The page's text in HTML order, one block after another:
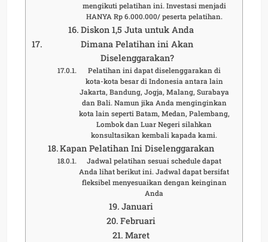
mengikuti pelatihan ini. Investasi menjadi
HANYA Rp 6.000.000/ peserta pelatihan.
Diskon 1,5 Juta untuk Anda
Dimana Pelatihan ini Akan
Diselenggarakan?
Pelatihan ini dapat diselenggarakan di
kota-kota besar di Indonesia antara lain
Jakarta, Bandung, Jogja, Malang, Surabaya
dan Bali. Namun jika Anda menginginkan
kota lain seperti Batam, Medan, Palembang,
Lombok dan Luar Negeri silahkan
konsultasikan kembali kapada kami.
Kapan Pelatihan Ini Diselenggarakan
Jadwal pelatihan sesuai schedule dapat
Anda lihat berikut ini. Jadwal dapat bersifat
fleksibel menyesuaikan dengan keinginan
Anda
Januari
Februari
Maret